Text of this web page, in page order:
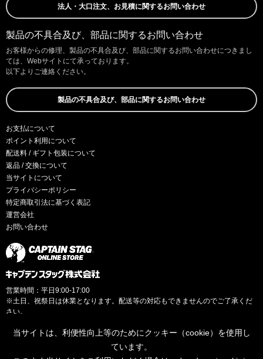
法人・大口注文、お見積に関するお問い合わせ
製品の不具合及び、部品に関するお問い合わせ
お客様からの修理、製品の不具合及び、部品に関するお問い合わせにつきまし
ては、Webサイトにて承っております。
以下よりご連絡ください。
製品の不具合及び、部品に関するお問い合わせ
お支払について
ポイント利用について
配送料 / ギフト包装について
返品 / 交換について
当サイトについて
プライバシーポリシー
特定商取引法に基づく表記
運営会社
お問い合わせ
営業時間：平日9:00-17:00
※土日、祝祭日は休業となります。配送等の対応もできませんのでご了承くだ
さい。
当サイトは、利便性向上等のためにクッキー（cookie）を使用し
ています。